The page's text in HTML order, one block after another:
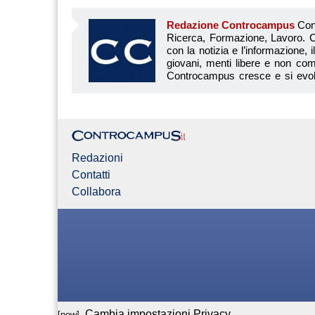
Redazione Controcampus Controcampus è Il magazine più letto dai giovani su: Scuola, Università, Ricerca, Formazione, Lavoro. Controcampus nasce nell’ottobre 2001 con la missione di affiancare con la notizia e l’informazione, il mondo dell’istruzione e dell’università. Il suo cuore pulsante sono i giovani, menti libere e non compromesse da nessun interesse di parte. Il progetto è ambizioso e Controcampus cresce e si evolve arricchendo il proprio staff con nuovi giovani vogliosi di
Redazioni
Contatti
Collabora